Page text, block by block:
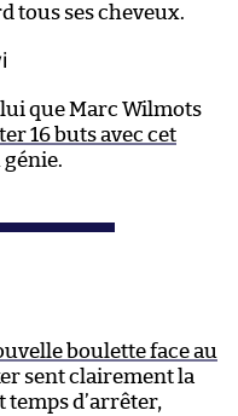
tous ses cheveux.
que Marc Wilmots
16 buts avec cet
génie.
boulette face au
sent clairement la
temps d’arrêter,